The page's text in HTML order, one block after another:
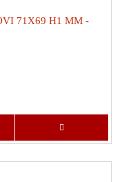
71X69 H1 MM -